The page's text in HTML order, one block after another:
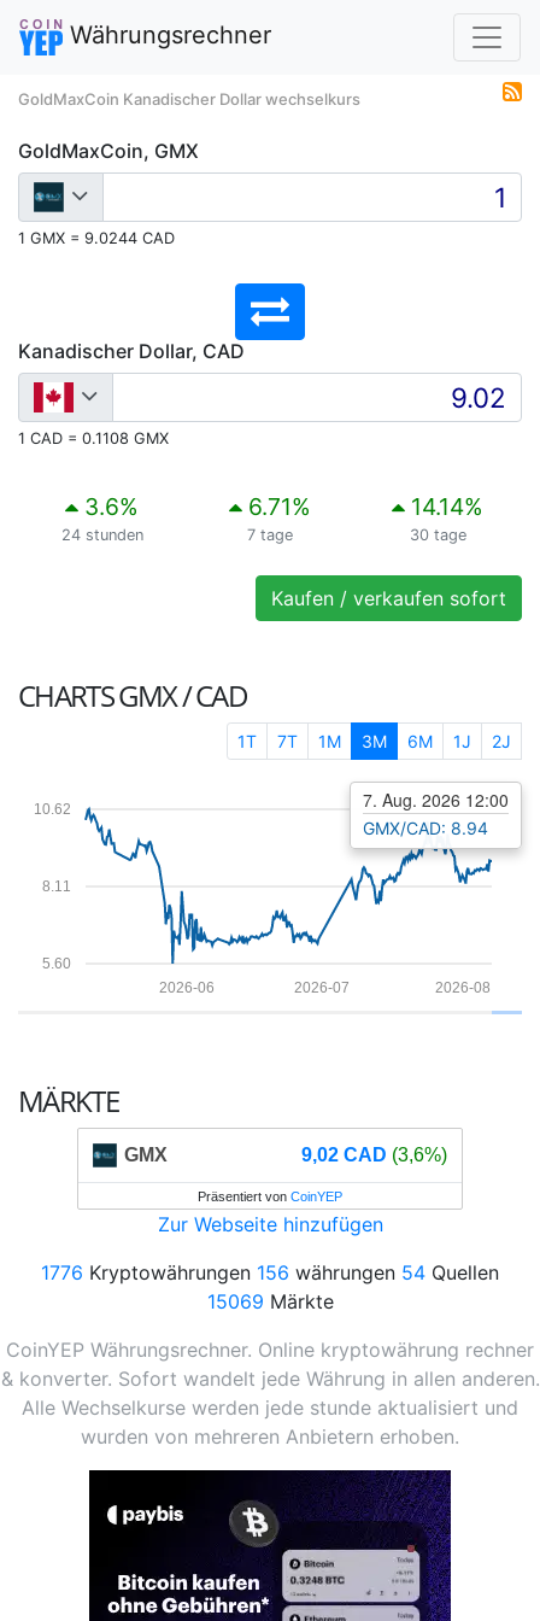
Währungsrechner
GoldMaxCoin Kanadischer Dollar wechselkurs
GoldMaxCoin, GMX
1 GMX = 9.0244 CAD
Kanadischer Dollar, CAD
1 CAD = 0.1108 GMX
3.6%
24 stunden
6.71%
7 tage
14.14%
30 tage
Kaufen / verkaufen sofort
CHARTSGMX / CAD
1T 7T 1M 3M 6M 1J 2J
5.60
8.11
10.62
2026-08
2026-07
2026-06
7. Aug. 2026 12:00
GMX/CAD: 8.94
MÄRKTE
GMX 9,02 CAD (3,6%)
Präsentiert von CoinYEP
Zur Webseite hinzufügen
1776 Kryptowährungen 156 währungen 54 Quellen
15069 Märkte
CoinYEP Währungsrechner. Online kryptowährung rechner
& konverter. Sofort wandelt jede Währung in allen anderen.
Alle Wechselkurse werden jede stunde aktualisiert und
wurden von mehreren Anbietern erhoben.